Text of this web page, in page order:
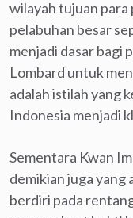
wilayah tujuan para
pelabuhan besar
menjadi dasar bagi
Lombard untuk
adalah istilah yang
Indonesia menjadi
Sementara Kwan
demikian juga yang
berdiri pada